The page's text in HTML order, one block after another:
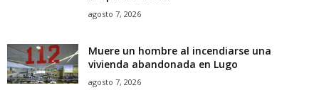
agosto 7, 2026
Muere un hombre al incendiarse una
vivienda abandonada en Lugo
agosto 7, 2026